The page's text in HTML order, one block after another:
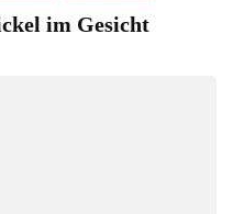
im Gesicht